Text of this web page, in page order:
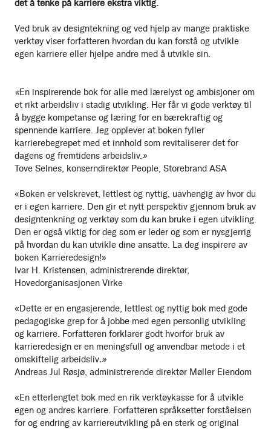
det å tenke på karriere ekstra viktig.
Ved bruk av designtekning og ved hjelp av mange praktiske
verktøy viser forfatteren hvordan du kan forstå og utvikle
egen karriere eller hjelpe andre med å utvikle sin.
«En inspirerende bok for alle med lærelyst og ambisjoner om
et rikt arbeidsliv i stadig utvikling. Her får vi gode verktøy til
å bygge kompetanse og læring for en bærekraftig og
spennende karriere. Jeg opplever at boken fyller
karrierebegrepet med et innhold som revitaliserer det for
dagens og fremtidens arbeidsliv.»
Tove Selnes, konserndirektør People, Storebrand ASA
«Boken er velskrevet, lettlest og nyttig, uavhengig av hvor du
er i egen karriere. Den gir et nytt perspektiv gjennom bruk av
designtenkning og verktøy som du kan bruke i egen utvikling.
Den er også viktig for deg som er leder og som er nysgjerrig
på hvordan du kan utvikle dine ansatte. La deg inspirere av
boken Karrieredesign!»
Ivar H. Kristensen, administrerende direktør,
Hovedorganisasjonen Virke
«Dette er en engasjerende, lettlest og nyttig bok med gode
pedagogiske grep for å jobbe med egen personlig utvikling
og karriere. Forfatteren forklarer godt hvorfor bruk av
karrieredesign er en meningsfull og anvendbar metode i et
omskiftelig arbeidsliv.»
Andreas Jul Røsjø, administrerende direktør Møller Eiendom
«En etterlengtet bok med en rik verktøykasse for å utvikle
egen og andres karriere. Forfatteren språksetter forståelsen
for og endring av karriereutvikling på en sterk og original